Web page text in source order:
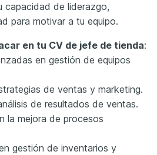
capacidad de liderazgo,
para motivar a tu equipo.
en tu CV de jefe de tienda:
en gestión de equipos
de ventas y marketing.
de resultados de ventas.
la mejora de procesos
gestión de inventarios y